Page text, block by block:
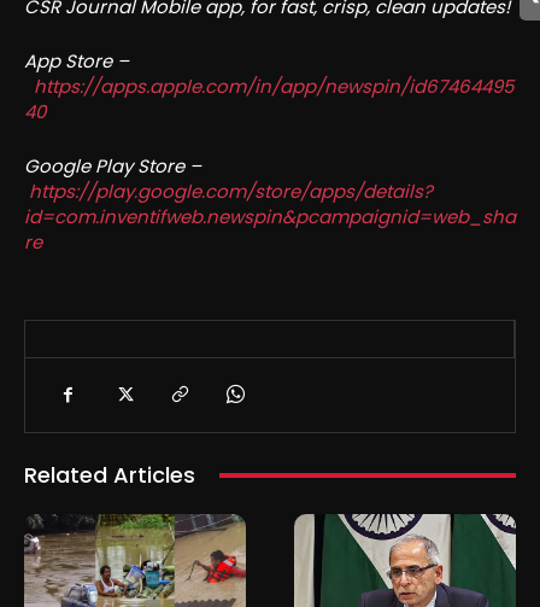
CSR Journal Mobile app, for fast, crisp, clean updates!
App Store –
https://apps.apple.com/in/app/newspin/id67464495
40
Google Play Store –
https://play.google.com/store/apps/details?
id=com.inventifweb.newspin&pcampaignid=web_sha
re
Related Articles